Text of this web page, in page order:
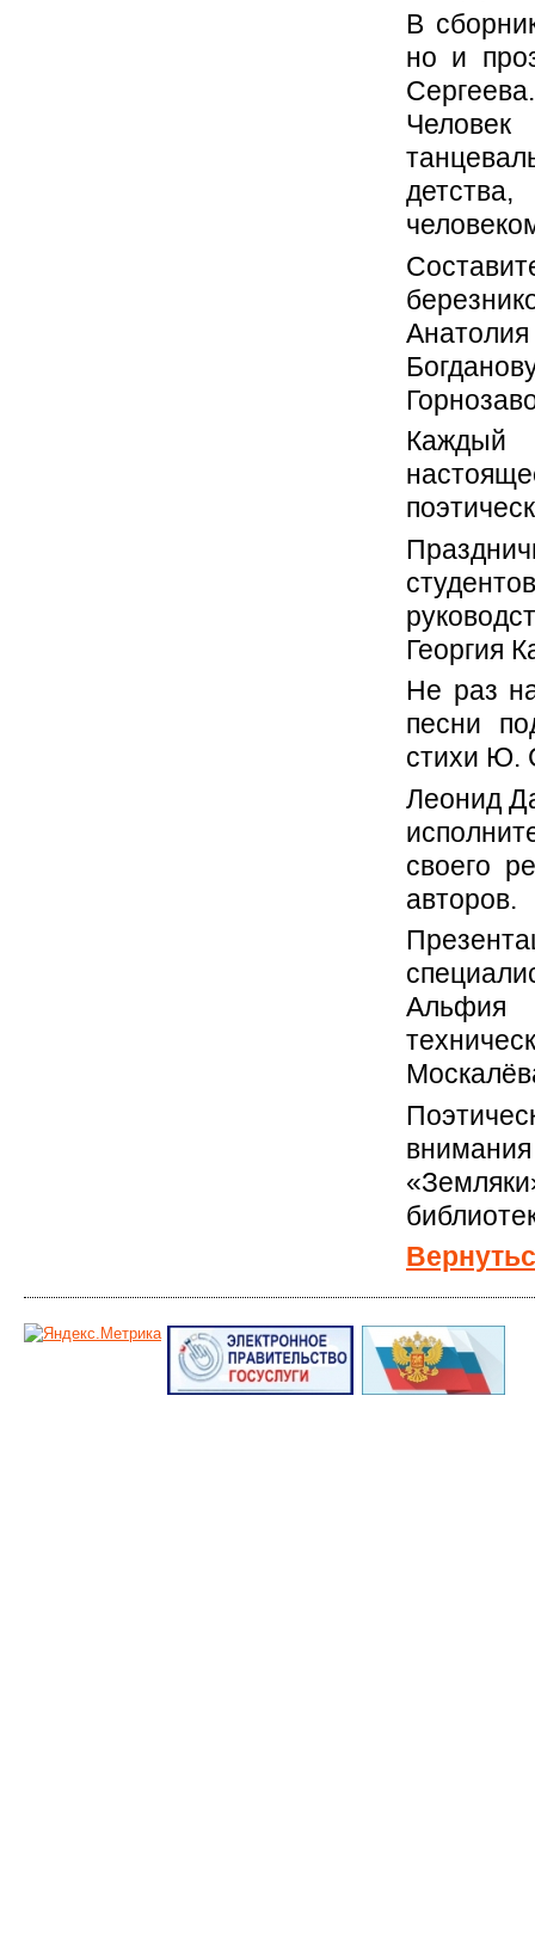
В
но и
Каждый
Георгия
Не раз
песни
стихи Ю.
Леонид
своего
авторов.
Альфия